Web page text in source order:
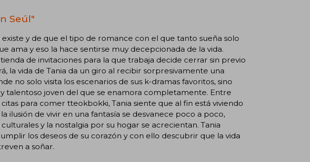
Seúl"
y de que el tipo de romance con el que tanto sueña solo
ama y eso la hace sentirse muy decepcionada de la vida.
de invitaciones para la que trabaja decide cerrar sin previo
la vida de Tania da un giro al recibir sorpresivamente una
no solo visita los escenarios de sus k-dramas favoritos, sino
talentoso joven del que se enamora completamente. Entre
para comer tteokbokki, Tania siente que al fin está viviendo
ilusión de vivir en una fantasía se desvanece poco a poco,
y la nostalgia por su hogar se acrecientan. Tania
los deseos de su corazón y con ello descubrir que la vida
a soñar.